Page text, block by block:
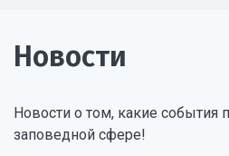
Новости
Новости о том, какие события
заповедной сфере!